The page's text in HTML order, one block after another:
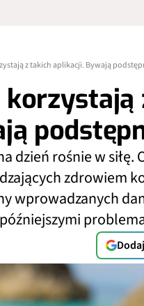
z takich aplikacji. Bywają
dzień rośnie w siłę.
zdrowiem
wprowadzanych